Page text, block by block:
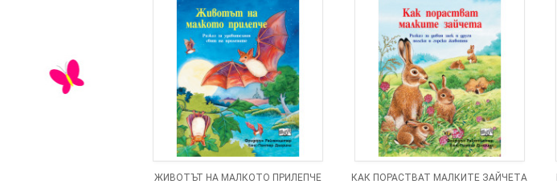
ЖИВОТЪТ НА МАЛКОТО ПРИЛЕПЧЕ КАК ПОРАСТВАТ МАЛКИТЕ ЗАЙЧЕТА